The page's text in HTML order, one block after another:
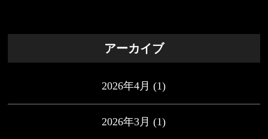
アーカイブ
2026年4月 (1)
2026年3月 (1)